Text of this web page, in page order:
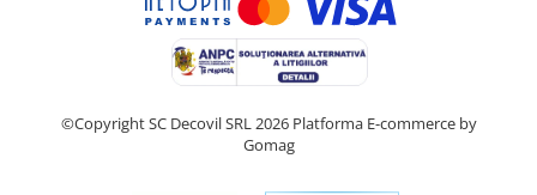
©Copyright SC Decovil SRL 2026 Platforma E-commerce by
Gomag